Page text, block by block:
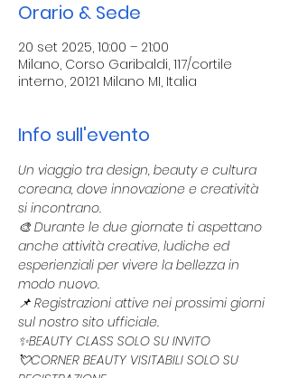
Orario & Sede
20 set 2025, 10:00 – 21:00
Milano, Corso Garibaldi, 117/cortile
interno, 20121 Milano MI, Italia
Info sull'evento
Un viaggio tra design, beauty e cultura
coreana, dove innovazione e creatività
si incontrano.
🎨 Durante le due giornate ti aspettano
anche attività creative, ludiche ed
esperienziali per vivere la bellezza in
modo nuovo.
📌 Registrazioni attive nei prossimi giorni
sul nostro sito ufficiale.
✨️BEAUTY CLASS SOLO SU INVITO
💘CORNER BEAUTY VISITABILI SOLO SU